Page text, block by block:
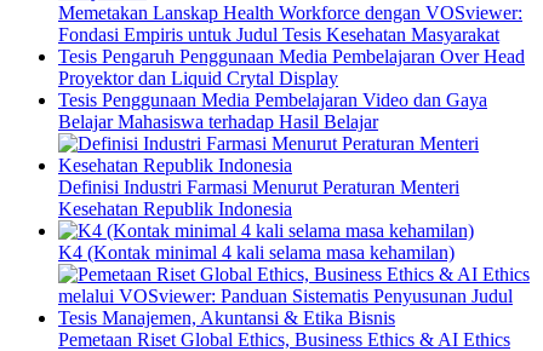
Memetakan Lanskap Health Workforce dengan VOSviewer:
Fondasi Empiris untuk Judul Tesis Kesehatan Masyarakat
Tesis Pengaruh Penggunaan Media Pembelajaran Over Head
Proyektor dan Liquid Crytal Display
Tesis Penggunaan Media Pembelajaran Video dan Gaya
Belajar Mahasiswa terhadap Hasil Belajar
Definisi Industri Farmasi Menurut Peraturan Menteri
Kesehatan Republik Indonesia
K4 (Kontak minimal 4 kali selama masa kehamilan)
Pemetaan Riset Global Ethics, Business Ethics & AI Ethics